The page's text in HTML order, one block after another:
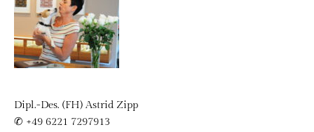
Dipl.-Des. (FH) Astrid Zipp
✆ +49 6221 7297913